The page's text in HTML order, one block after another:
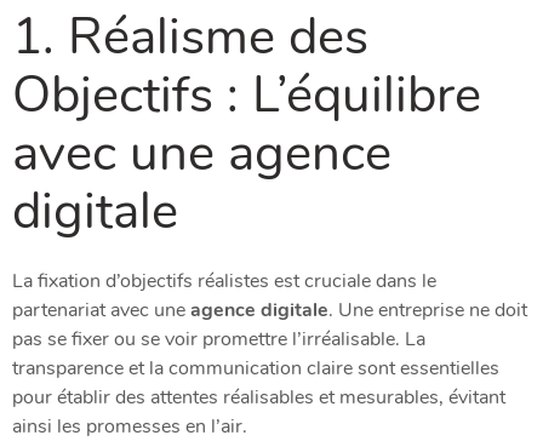
1. Réalisme des
Objectifs : L’équilibre
avec une agence
digitale
La fixation d’objectifs réalistes est cruciale dans le
partenariat avec uneagence digitale. Une entreprise ne doit
pas se fixer ou se voir promettre l’irréalisable. La
transparence et la communication claire sont essentielles
pour établir des attentes réalisables et mesurables, évitant
ainsi les promesses en l’air.